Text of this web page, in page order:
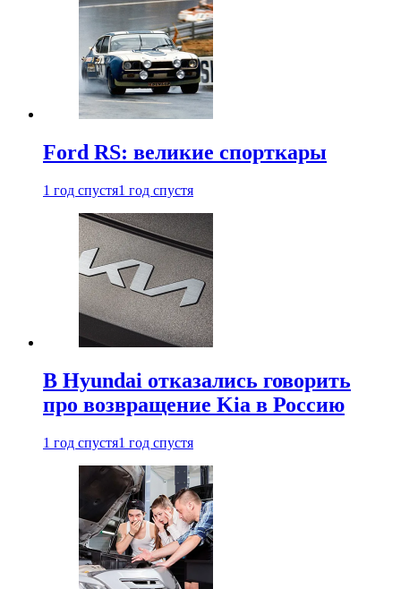
Ford RS: великие спорткары
1 год спустя1 год спустя
В Hyundai отказались говорить
про возвращение Kia в Россию
1 год спустя1 год спустя